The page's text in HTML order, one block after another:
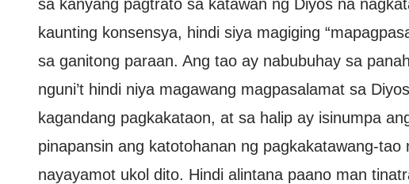
sa kanyang pagtrato sa katawan ng Diyos na
kaunting konsensya, hindi siya magiging
sa ganitong paraan. Ang tao ay nabubuhay sa
nguni’t hindi niya magawang magpasalamat sa
kagandang pagkakataon, at sa halip ay isinumpa
pinapansin ang katotohanan ng pagkakatawang-
nayayamot ukol dito. Hindi alintana paano man